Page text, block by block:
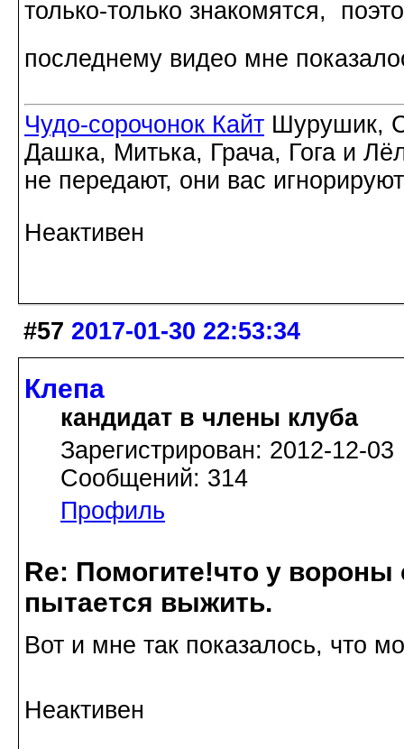
только-только знакомятся,
последнему видео мне
Чудо-сорочонок Кайт Шурушик,
Дашка, Митька, Грача, Гога и
не передают, они вас игнорируют
Неактивен
#57 2017-01-30 22:53:34
Клепа
кандидат в члены клуба
Зарегистрирован: 2012-12-03
Сообщений: 314
Профиль
Re: Помогите!что у
пытается выжить.
Вот и мне так показалось, что
Неактивен